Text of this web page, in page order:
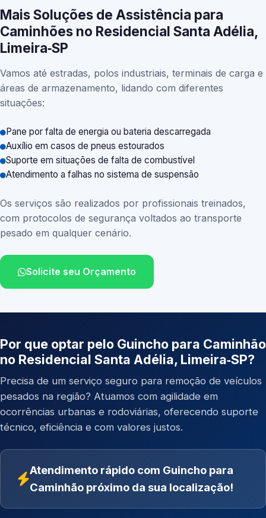
Mais Soluções de Assistência para
Caminhões no Residencial Santa Adélia,
Limeira‑SP
Vamos até estradas, polos industriais, terminais de carga e
áreas de armazenamento, lidando com diferentes
situações:
Pane por falta de energia ou bateria descarregada
Auxílio em casos de pneus estourados
Suporte em situações de falta de combustível
Atendimento a falhas no sistema de suspensão
Os serviços são realizados por profissionais treinados,
com protocolos de segurança voltados ao transporte
pesado em qualquer cenário.
Solicite seu Orçamento
Por que optar pelo Guincho para Caminhão
no Residencial Santa Adélia, Limeira‑SP?
Precisa de um serviço seguro para remoção de veículos
pesados na região? Atuamos com agilidade em
ocorrências urbanas e rodoviárias, oferecendo suporte
técnico, eficiência e com valores justos.
Atendimento rápido com Guincho para
Caminhão próximo da sua localização!